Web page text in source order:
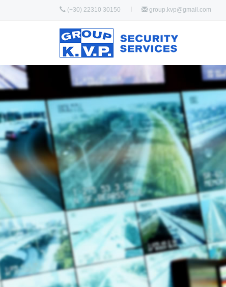
(+30) 22310 30150 group.kvp@gmail.com